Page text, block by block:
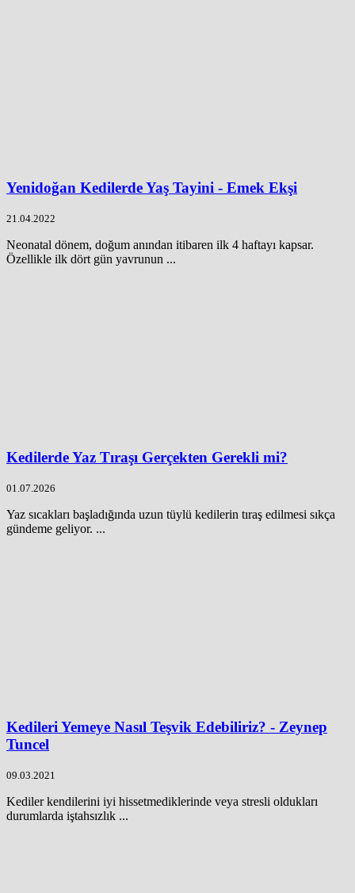
Yenidoğan Kedilerde Yaş Tayini - Emek Ekşi
21.04.2022
Neonatal dönem, doğum anından itibaren ilk 4 haftayı kapsar.
Özellikle ilk dört gün yavrunun ...
Kedilerde Yaz Tıraşı Gerçekten Gerekli mi?
01.07.2026
Yaz sıcakları başladığında uzun tüylü kedilerin tıraş edilmesi sıkça
gündeme geliyor. ...
Kedileri Yemeye Nasıl Teşvik Edebiliriz? - Zeynep
Tuncel
09.03.2021
Kediler kendilerini iyi hissetmediklerinde veya stresli oldukları
durumlarda iştahsızlık ...